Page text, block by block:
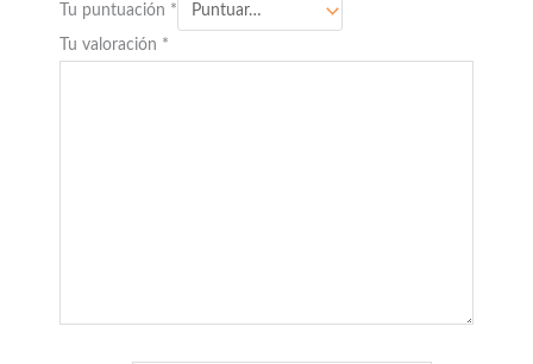
Tu puntuación *
Tu valoración *